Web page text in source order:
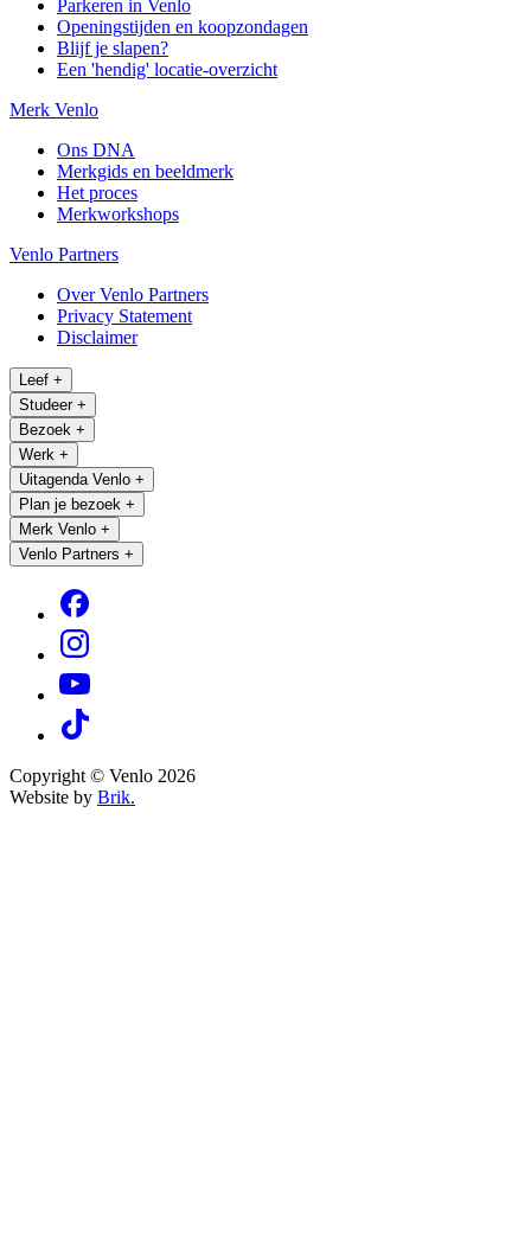
Parkeren in Venlo
Openingstijden en koopzondagen
Blijf je slapen?
Een 'hendig' locatie-overzicht
Merk Venlo
Ons DNA
Merkgids en beeldmerk
Het proces
Merkworkshops
Venlo Partners
Over Venlo Partners
Privacy Statement
Disclaimer
Leef +
Studeer +
Bezoek +
Werk +
Uitagenda Venlo +
Plan je bezoek +
Merk Venlo +
Venlo Partners +
Copyright © Venlo 2026
Website by Brik.